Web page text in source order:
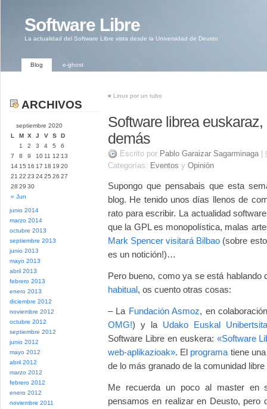
Software Libre
La actualidad del Software Libre vista desde la Universidad de Deusto
Blog e-ghost
ARCHIVOS
septiembre 2020
L
M X J V S D
« Jun
1 2 3 4 5
6
7
8 9 10 11 12 13
14 15 16 17 18 19 20
21 22 23 2425 26 27
28 29 30
junio 2014
marzo 2014
octubre 2013
septiembre 2013
junio 2013
mayo 2013
abril 2013
febrero 2013
enero 2013
diciembre 2012
noviembre 2012
octubre 2012
septiembre 2012
junio 2012
mayo 2012
abril 2012
marzo 2012
febrero 2012
enero 2012
noviembre 2011
« Linux por un tubo
Software librea
demás
Escrito por Pablo Garaizar Sagarminaga
Categorías: Eventos y Opinión
Supongo que pensabais que esta
blog. He tenido unos días llenos de
rato para escribir. La actualidad
que la GPL es monopolística, malas
Mark Spencer visitará Bilbao (sobre
es un notición!)…
Pero bueno, como ya se está hablando
habitual, os cuento otras cosas:
– La Fundación Asmoz, en
OMG!) y la Udako Euskal
Software Libre en euskera: «Software
web-aplikazioak». El programa tiene
de lo más granado de la comunidad
Me recuerda un poco al master en
pensamos en realizar en Deusto,